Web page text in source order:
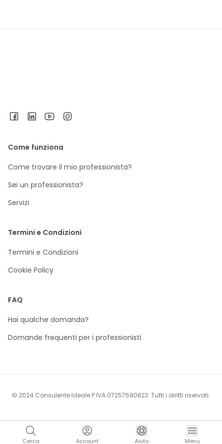
Cerca Account Aiuto Menu
Come funziona
Come trovare il mio professionista?
Sei un professionista?
Servizi
Termini e Condizioni
Termini e Condizioni
Cookie Policy
FAQ
Hai qualche domanda?
Domande frequenti per i professionisti
© 2024 Consulente Ideale P.IVA 07257590823. Tutti i diritti riservati.